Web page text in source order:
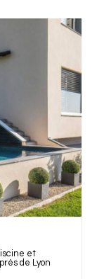
et
de Lyon